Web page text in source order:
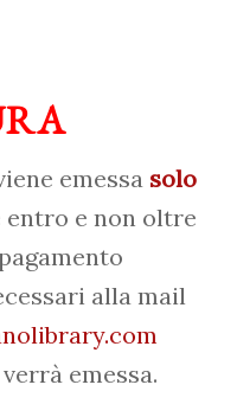
emessasolo
e non oltre
alla mail
emessa.